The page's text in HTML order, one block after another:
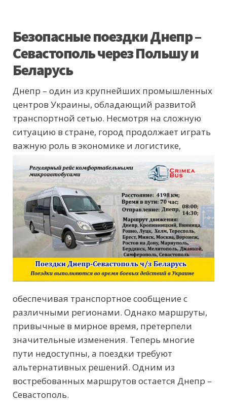
Безопасные поездки Днепр –
Севастополь через Польшу и
Беларусь
Днепр – один из крупнейших промышленных
центров Украины, обладающий развитой
транспортной сетью. Несмотря на сложную
ситуацию в стране, город продолжает играть
важную роль в экономике и логистике,
обеспечивая транспортное сообщение с
различными регионами. Однако маршруты,
привычные в мирное время, претерпели
значительные изменения. Теперь многие
пути недоступны, а поездки требуют
альтернативных решений. Одним из
востребованных маршрутов остается Днепр –
Севастополь.